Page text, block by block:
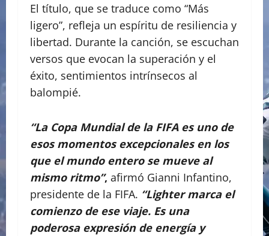
El título, que se traduce como “Más
ligero”, refleja un espíritu de resiliencia y
libertad. Durante la canción, se escuchan
versos que evocan la superación y el
éxito, sentimientos intrínsecos al
balompié.
“La Copa Mundial de la FIFA es uno de
esos momentos excepcionales en los
que el mundo entero se mueve al
mismo ritmo”, afirmó Gianni Infantino,
presidente de la FIFA. “Lighter marca el
comienzo de ese viaje. Es una
poderosa expresión de energía y